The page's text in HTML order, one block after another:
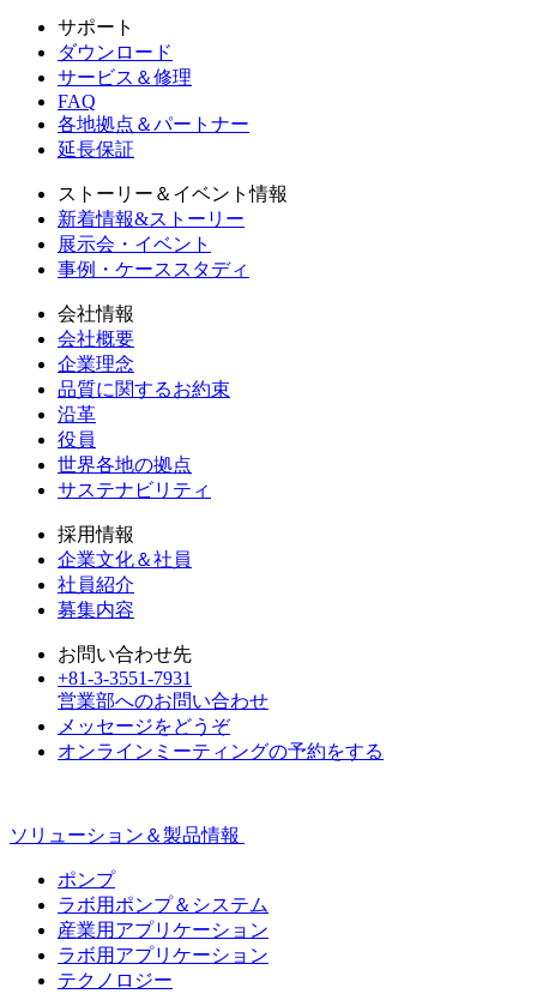
サポート
ダウンロード
サービス＆修理
FAQ
各地拠点＆パートナー
延長保証
ストーリー＆イベント情報
新着情報&ストーリー
展示会・イベント
事例・ケーススタディ
会社情報
会社概要
企業理念
品質に関するお約束
沿革
役員
世界各地の拠点
サステナビリティ
採用情報
企業文化＆社員
社員紹介
募集内容
お問い合わせ先
+81-3-3551-7931
営業部へのお問い合わせ
メッセージをどうぞ
オンラインミーティングの予約をする
ソリューション＆製品情報
ポンプ
ラボ用ポンプ＆システム
産業用アプリケーション
ラボ用アプリケーション
テクノロジー